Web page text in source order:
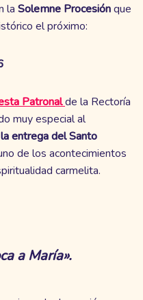
la Solemne Procesiónque
el próximo:
Patronalde la Rectoría
muy especial al
entrega del Santo
de los acontecimientos
carmelita.
a María».